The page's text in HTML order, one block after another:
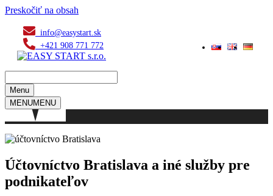
Preskočiť na obsah
info@easystart.sk
+421 908 771 772
Menu
MENUMENU
Účtovníctvo Bratislava a iné služby pre
podnikateľov